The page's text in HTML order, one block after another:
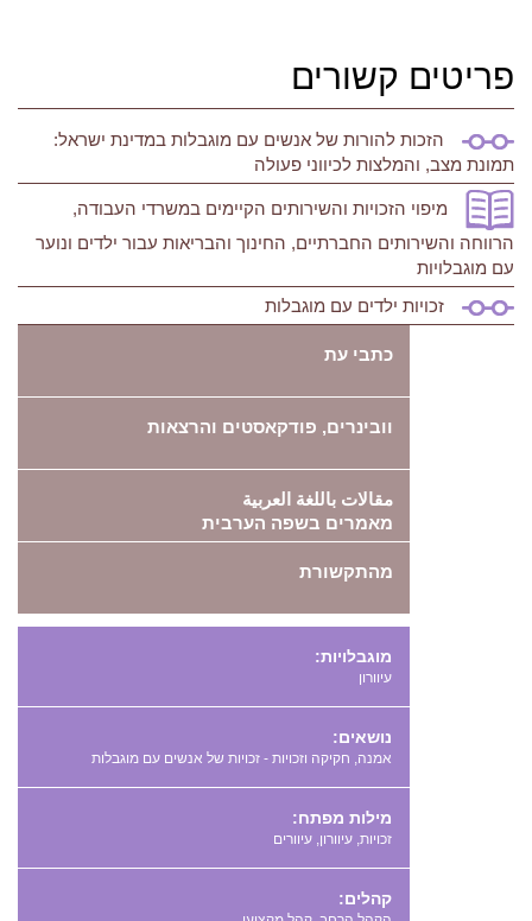
פריטים קשורים
הזכות להורות של אנשים עם מוגבלות במדינת ישראל:
תמונת מצב, והמלצות לכיווני פעולה
מיפוי הזכויות והשירותים הקיימים במשרדי העבודה,
הרווחה והשירותים החברתיים, החינוך והבריאות עבור ילדים ונוער
עם מוגבלויות
זכויות ילדים עם מוגבלות
כתבי עת
וובינרים, פודקאסטים והרצאות
مقالات باللغة العربية
מאמרים בשפה הערבית
מהתקשורת
מוגבלויות:
עיוורון
נושאים:
אמנה, חקיקה וזכויות - זכויות של אנשים עם מוגבלות
מילות מפתח:
,
,
קהלים: